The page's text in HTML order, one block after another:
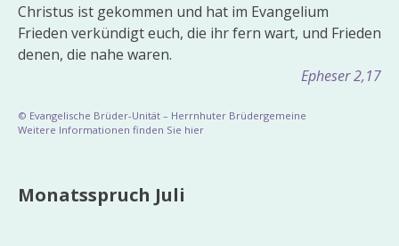
Christus ist gekommen und hat im Evangelium
Frieden verkündigt euch, die ihr fern wart, und Frieden
denen, die nahe waren.
Epheser 2,17
© Evangelische Brüder-Unität – Herrnhuter Brüdergemeine
Weitere Informationen finden Sie hier
Monatsspruch Juli